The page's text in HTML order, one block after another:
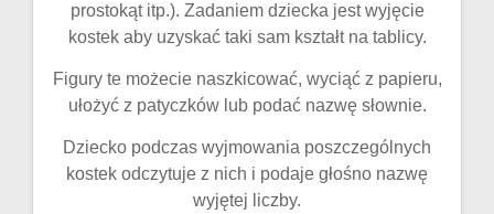
prostokąt itp.). Zadaniem dziecka jest wyjęcie
kostek aby uzyskać taki sam kształt na tablicy.
Figury te możecie naszkicować, wyciąć z papieru,
ułożyć z patyczków lub podać nazwę słownie.
Dziecko podczas wyjmowania poszczególnych
kostek odczytuje z nich i podaje głośno nazwę
wyjętej liczby.